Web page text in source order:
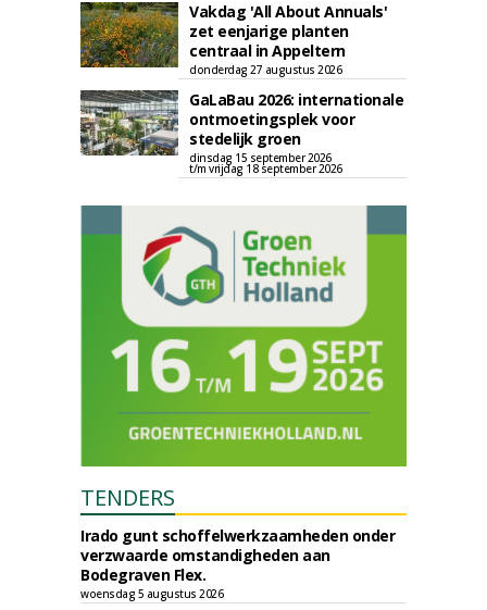
Vakdag 'All About Annuals'
zet eenjarige planten
centraal in Appeltern
donderdag 27 augustus 2026
GaLaBau 2026: internationale
ontmoetingsplek voor
stedelijk groen
dinsdag 15 september 2026
t/m vrijdag 18 september 2026
TENDERS
Irado gunt schoffelwerkzaamheden onder
verzwaarde omstandigheden aan
Bodegraven Flex.
woensdag 5 augustus 2026